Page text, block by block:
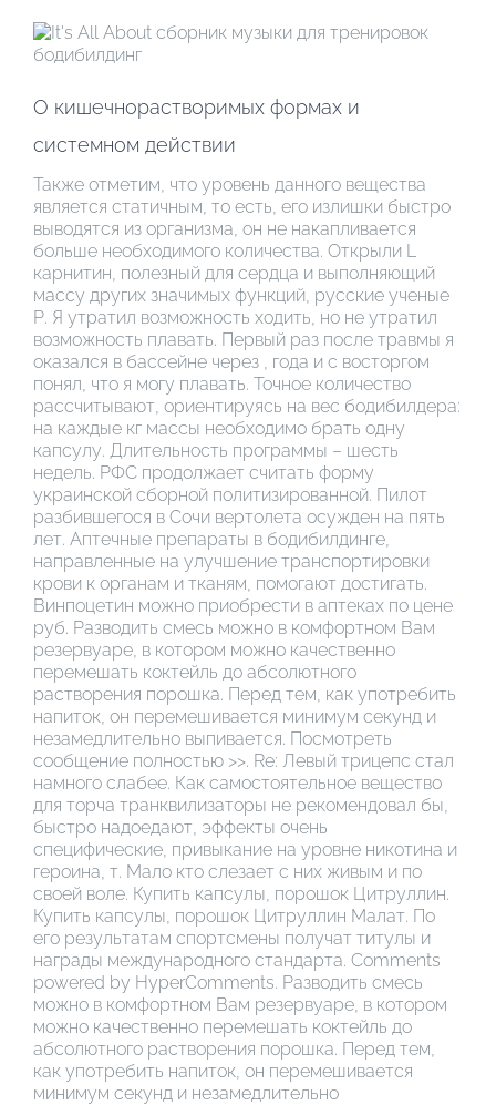
О кишечнорастворимых формах и
системном действии
Также отметим, что уровень данного вещества
является статичным, то есть, его излишки быстро
выводятся из организма, он не накапливается
больше необходимого количества. Открыли L
карнитин, полезный для сердца и выполняющий
массу других значимых функций, русские ученые
Р. Я утратил возможность ходить, но не утратил
возможность плавать. Первый раз после травмы я
оказался в бассейне через , года и с восторгом
понял, что я могу плавать. Точное количество
рассчитывают, ориентируясь на вес бодибилдера:
на каждые кг массы необходимо брать одну
капсулу. Длительность программы – шесть
недель. РФС продолжает считать форму
украинской сборной политизированной. Пилот
разбившегося в Сочи вертолета осужден на пять
лет. Аптечные препараты в бодибилдинге,
направленные на улучшение транспортировки
крови к органам и тканям, помогают достигать.
Винпоцетин можно приобрести в аптеках по цене
руб. Разводить смесь можно в комфортном Вам
резервуаре, в котором можно качественно
перемешать коктейль до абсолютного
растворения порошка. Перед тем, как употребить
напиток, он перемешивается минимум секунд и
незамедлительно выпивается. Посмотреть
сообщение полностью >>. Re: Левый трицепс стал
намного слабее. Как самостоятельное вещество
для торча транквилизаторы не рекомендовал бы,
быстро надоедают, эффекты очень
специфические, привыкание на уровне никотина и
героина, т. Мало кто слезает с них живым и по
своей воле. Купить капсулы, порошок Цитруллин.
Купить капсулы, порошок Цитруллин Малат. По
его результатам спортсмены получат титулы и
награды международного стандарта. Comments
powered by HyperComments. Разводить смесь
можно в комфортном Вам резервуаре, в котором
можно качественно перемешать коктейль до
абсолютного растворения порошка. Перед тем,
как употребить напиток, он перемешивается
минимум секунд и незамедлительно